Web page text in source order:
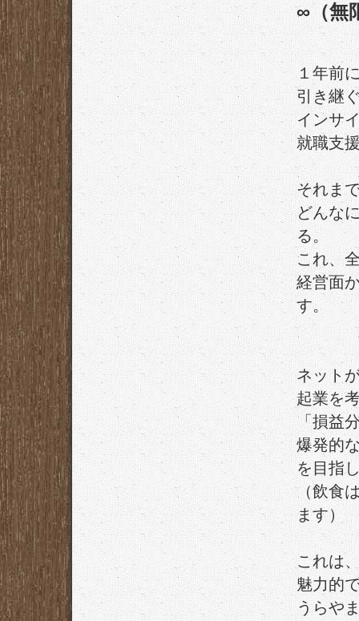
∞（無
１年前
引き継
インサ
就職支
それま
どんな
る。
これ、
経営面
す。
ネット
起業を
「損益
爆発的
を目指
（飲食
ます）
これは
魅力的
うらや